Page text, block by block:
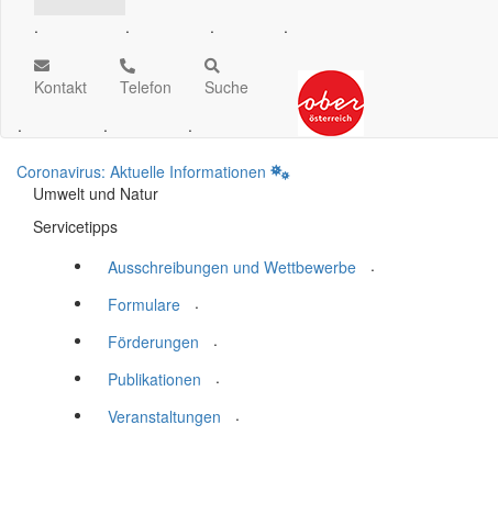
.
.
.
.
Kontakt
.
Telefon
.
Suche
.
Coronavirus: Aktuelle Informationen
Umwelt und Natur
Servicetipps
Ausschreibungen und Wettbewerbe
.
Formulare
.
Förderungen
.
Publikationen
.
Veranstaltungen
.